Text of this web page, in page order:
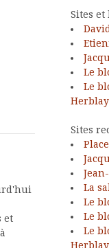
et
Sites et
Le
Le
Herblay
Sites
La
Le
Le
Le
Herblay